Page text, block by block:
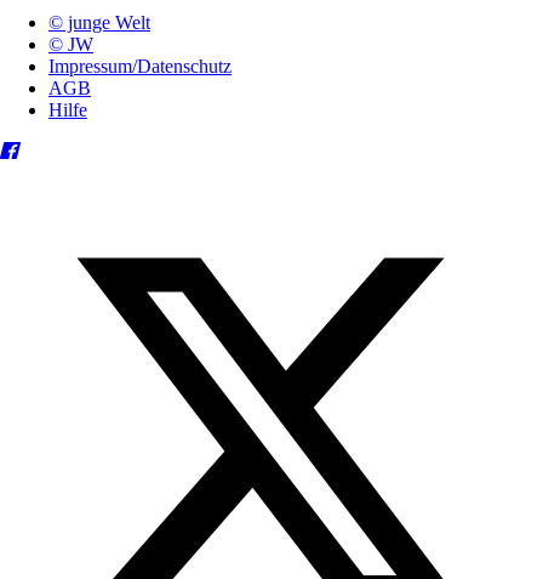
© junge Welt
© JW
Impressum/Datenschutz
AGB
Hilfe